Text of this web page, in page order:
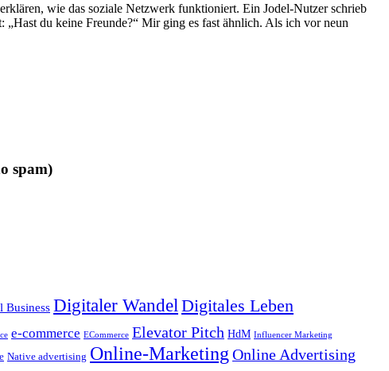
wie das soziale Netzwerk funktioniert. Ein Jodel-Nutzer schrieb
du keine Freunde?“ Mir ging es fast ähnlich. Als ich vor neun
spam)
Business Digitaler Wandel Digitales Leben
e-commerce ECommerce Elevator Pitch HdM Influencer Marketing
Native advertising Online-Marketing Online Advertising